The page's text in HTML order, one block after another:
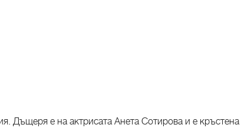
Дъщеря е на актрисата Анета Сотирова и е кръстена